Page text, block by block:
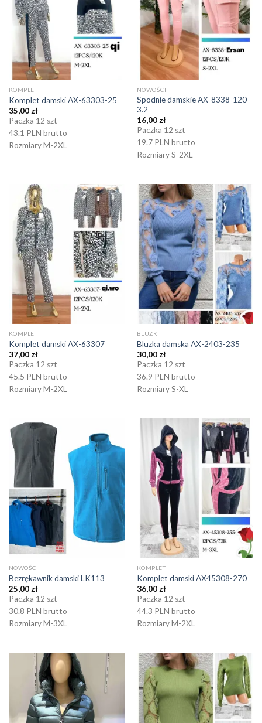
KOMPLET
Komplet damski AX-63303-25
35,00 zł
Paczka 12 szt
43.1 PLN brutto
Rozmiary M-2XL
NOWOŚCI
Spodnie damskie AX-8338-120-
3.2
16,00zł
Paczka 12 szt
19.7 PLN brutto
Rozmiary S-2XL
KOMPLET
Komplet damski AX-63307
37,00 zł
Paczka 12 szt
45.5 PLN brutto
Rozmiary M-2XL
BLUZKI
Bluzka damska AX-2403-235
30,00 zł
Paczka 12 szt
36.9 PLN brutto
Rozmiary S-XL
NOWOŚCI
Bezrękawnik damski LK113
25,00 zł
Paczka 12 szt
30.8 PLN brutto
Rozmiary M-3XL
KOMPLET
Komplet damski AX45308-270
36,00 zł
Paczka 12 szt
44.3 PLN brutto
Rozmiary M-2XL